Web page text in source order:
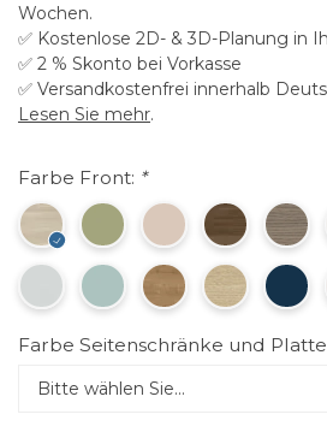
Wochen.
✅ Kostenlose 2D- & 3D-Planung in
✅ 2 % Skonto bei Vorkasse
✅ Versandkostenfrei innerhalb
Lesen Sie mehr.
Farbe Front: *
Farbe Seitenschränke und